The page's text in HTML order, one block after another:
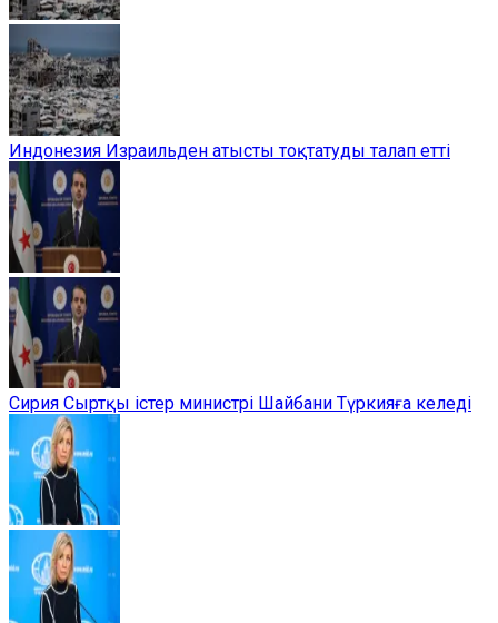
Индонезия Израильден атысты тоқтатуды талап етті
Сирия Сыртқы істер министрі Шайбани Түркияға келеді